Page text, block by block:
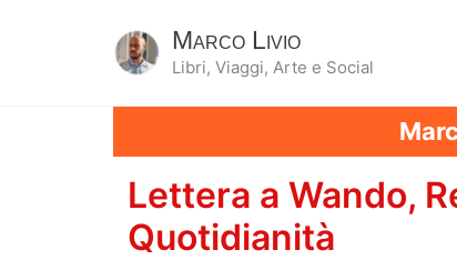
Marco Livio
Libri, Viaggi, Arte e Social
Lettera a Wando,
Quotidianità